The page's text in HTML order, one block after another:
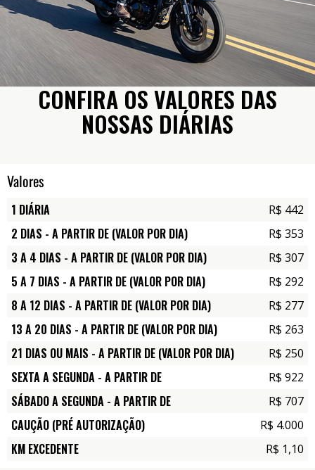
CONFIRA OS VALORES DAS
NOSSAS DIÁRIAS
Valores
1 DIÁRIA R$ 442
2 DIAS - A PARTIR DE (VALOR POR DIA) R$ 353
3 A 4 DIAS - A PARTIR DE (VALOR POR DIA) R$ 307
5 A 7 DIAS - A PARTIR DE (VALOR POR DIA) R$ 292
8 A 12 DIAS - A PARTIR DE (VALOR POR DIA) R$ 277
13 A 20 DIAS - A PARTIR DE (VALOR POR DIA) R$ 263
21 DIAS OU MAIS - A PARTIR DE (VALOR POR DIA) R$ 250
SEXTA A SEGUNDA - A PARTIR DE R$ 922
SÁBADO A SEGUNDA - A PARTIR DE R$ 707
CAUÇÃO (PRÉ AUTORIZAÇÃO) R$ 4.000
KM EXCEDENTE R$ 1,10